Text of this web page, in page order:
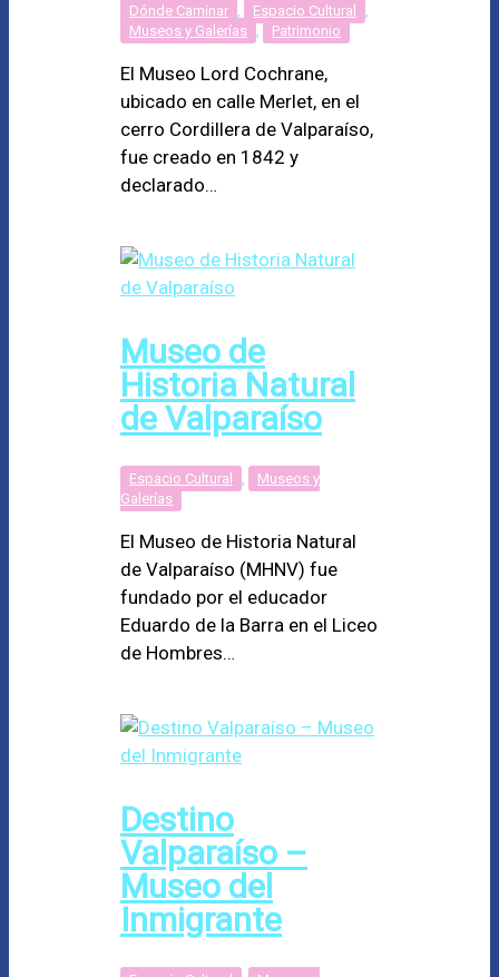
Dónde Caminar Espacio Cultural
Museos y Galerías
Patrimonio
El Museo Lord Cochrane,
ubicado en calle Merlet, en el
cerro Cordillera de Valparaíso,
fue creado en 1842 y
declarado…
Museo de
Historia Natural
de Valparaíso
Espacio Cultural
Museos y
Galerías
El Museo de Historia Natural
de Valparaíso (MHNV) fue
fundado por el educador
Eduardo de la Barra en el Liceo
de Hombres…
Destino
Valparaíso –
Museo del
Inmigrante